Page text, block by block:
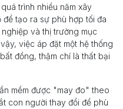
trình nhiều năm xây
tạo ra sự phù hợp tối đa
và thị trường mục
việc áp đặt một hệ thống
đồng, thậm chí là thất bại
mềm được "may đo" theo
con người thay đổi để phù